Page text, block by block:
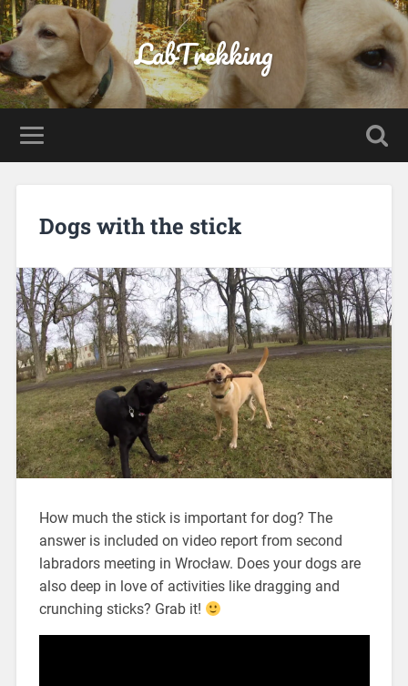
LabTrekking
Dogs with the stick
How much the stick is important for dog? The
answer is included on video report from second
labradors meeting in Wrocław. Does your dogs are
also deep in love of activities like dragging and
crunching sticks? Grab it!